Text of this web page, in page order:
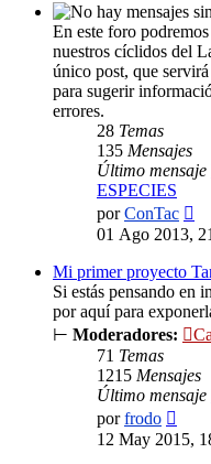
En este foro
nuestros cíclidos del
único post, que
para sugerir
errores.
28 Temas
135 Mensajes
Último mensaje
ESPECIES
porConTac
01 Ago 2013,
Mi primer proyecto
Si estás pensando en
por aquí para
⊢ Moderadores:
71 Temas
1215 Mensajes
Último mensaje
porfrodo
12 May 2015,